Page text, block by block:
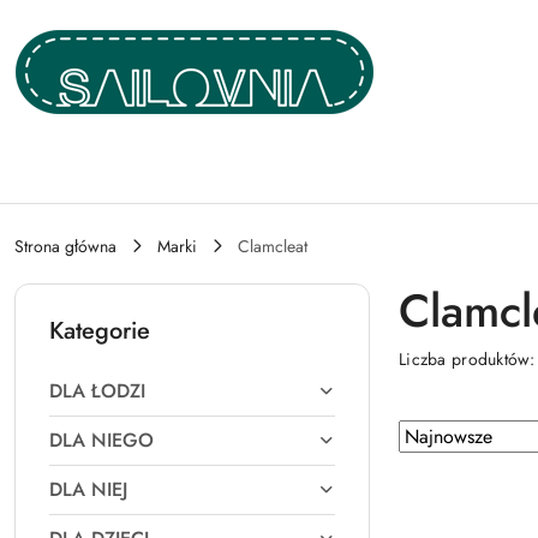
Przejdź do treści głównej
Przejdź do wyszukiwarki
Przejdź do moje konto
Przejdź do menu głównego
Przejdź do stopki
Strona główna Marki Clamcleat
Kategorie
DLA ŁODZI
DLA NIEGO
DLA NIEJ
Liczba
Zastosowano
sortowanie:
Sortuj
według